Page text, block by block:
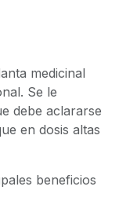
medicinal
Se le
debe aclararse
en dosis altas
beneficios